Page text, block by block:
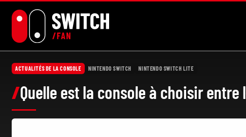
ACTUALITÉS DE LA CONSOLE NINTENDO SWITCH NINTENDO SWITCH LITE
Quelle est la console à choisir